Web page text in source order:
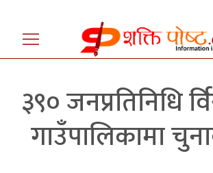
३९० जनप्रतिनिधि
गाउँपालिकामा